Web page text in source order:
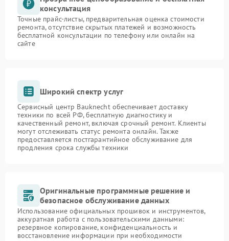
консультация
Точные прайс-листы, предварительная оценка стоимости
ремонта, отсутствие скрытых платежей и возможность
бесплатной консультации по телефону или онлайн на
сайте
Широкий спектр услуг
Сервисный центр Bauknecht обеспечивает доставку
техники по всей РФ, бесплатную диагностику и
качественный ремонт, включая срочный ремонт. Клиенты
могут отслеживать статус ремонта онлайн. Также
предоставляется постгарантийное обслуживание для
продления срока службы техники
Оригинальные программные решение и
безопасное обслуживание данных
Использование официальных прошивок и инструментов,
аккуратная работа с пользовательскими данными:
резервное копирование, конфиденциальность и
восстановление информации при необходимости